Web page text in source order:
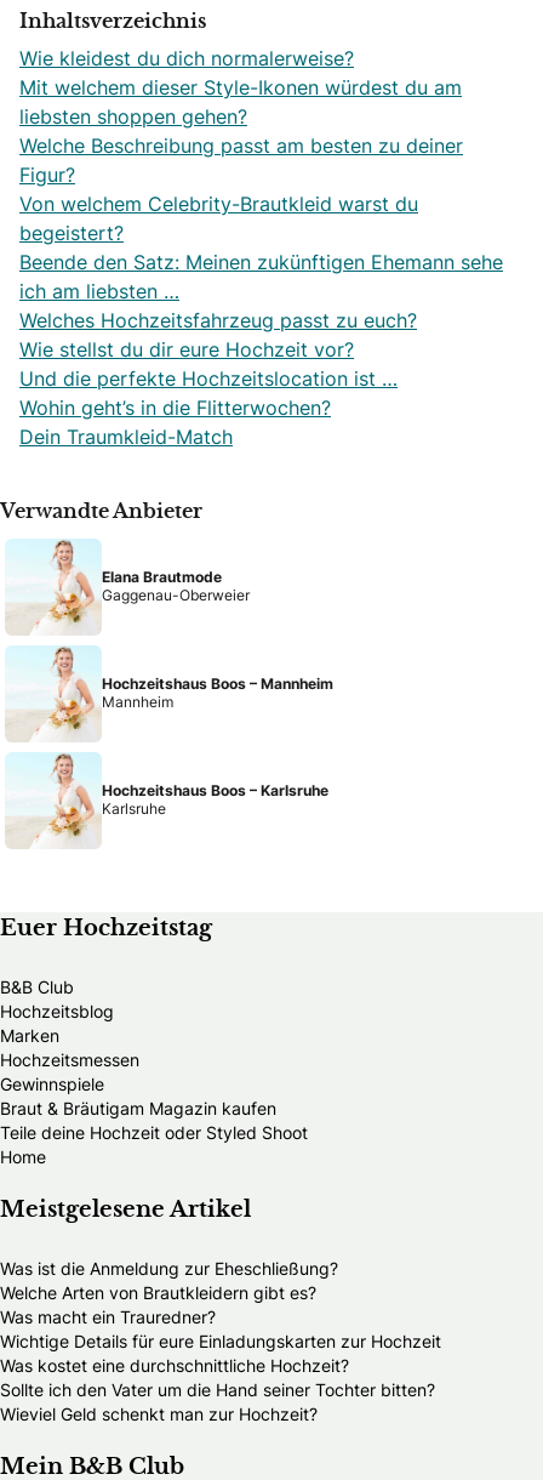
Inhaltsverzeichnis
Wie kleidest du dich normalerweise?
Mit welchem dieser Style-Ikonen würdest du am
liebsten shoppen gehen?
Welche Beschreibung passt am besten zu deiner
Figur?
Von welchem Celebrity-Brautkleid warst du
begeistert?
Beende den Satz: Meinen zukünftigen Ehemann sehe
ich am liebsten …
Welches Hochzeitsfahrzeug passt zu euch?
Wie stellst du dir eure Hochzeit vor?
Und die perfekte Hochzeitslocation ist …
Wohin geht’s in die Flitterwochen?
Dein Traumkleid-Match
Verwandte Anbieter
Elana Brautmode
Gaggenau-Oberweier
Hochzeitshaus Boos – Mannheim
Mannheim
Hochzeitshaus Boos – Karlsruhe
Karlsruhe
Euer Hochzeitstag
B&B Club
Hochzeitsblog
Marken
Hochzeitsmessen
Gewinnspiele
Braut & Bräutigam Magazin kaufen
Teile deine Hochzeit oder Styled Shoot
Home
Meistgelesene Artikel
Was ist die Anmeldung zur Eheschließung?
Welche Arten von Brautkleidern gibt es?
Was macht ein Trauredner?
Wichtige Details für eure Einladungskarten zur Hochzeit
Was kostet eine durchschnittliche Hochzeit?
Sollte ich den Vater um die Hand seiner Tochter bitten?
Wieviel Geld schenkt man zur Hochzeit?
Mein B&B Club